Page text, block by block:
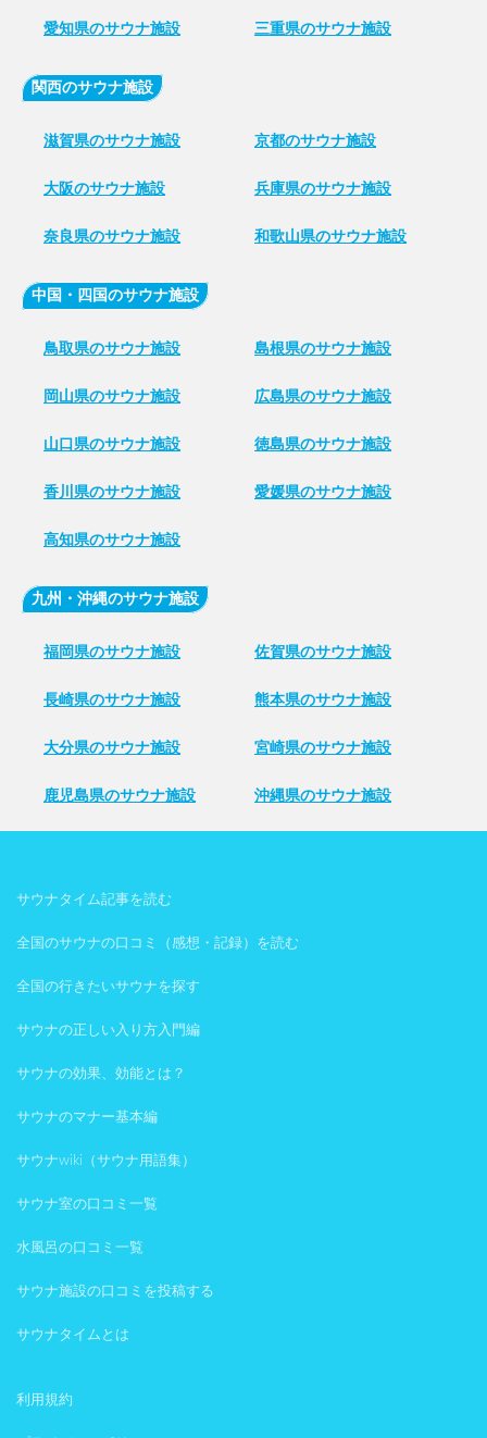
愛知県のサウナ施設 三重県のサウナ施設
関西のサウナ施設
滋賀県のサウナ施設 京都のサウナ施設
大阪のサウナ施設 兵庫県のサウナ施設
奈良県のサウナ施設 和歌山県のサウナ施設
中国・四国のサウナ施設
鳥取県のサウナ施設 島根県のサウナ施設
岡山県のサウナ施設 広島県のサウナ施設
山口県のサウナ施設 徳島県のサウナ施設
香川県のサウナ施設 愛媛県のサウナ施設
高知県のサウナ施設
九州・沖縄のサウナ施設
福岡県のサウナ施設 佐賀県のサウナ施設
長崎県のサウナ施設 熊本県のサウナ施設
大分県のサウナ施設 宮崎県のサウナ施設
鹿児島県のサウナ施設 沖縄県のサウナ施設
サウナタイム記事を読む
全国のサウナの口コミ（感想・記録）を読む
全国の行きたいサウナを探す
サウナの正しい入り方入門編
サウナの効果、効能とは？
サウナのマナー基本編
サウナwiki（サウナ用語集）
サウナ室の口コミ一覧
水風呂の口コミ一覧
サウナ施設の口コミを投稿する
サウナタイムとは
利用規約